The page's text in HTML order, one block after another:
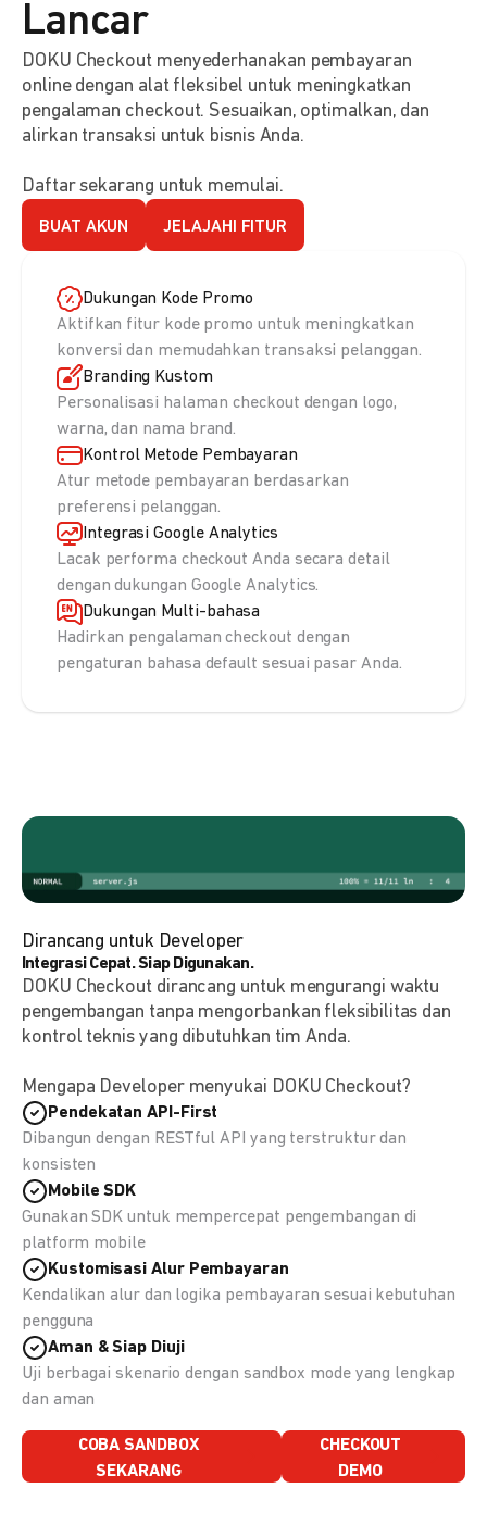
Lancar
DOKU Checkout menyederhanakan pembayaran
online dengan alat fleksibel untuk meningkatkan
pengalaman checkout. Sesuaikan, optimalkan, dan
alirkan transaksi untuk bisnis Anda.
Daftar sekarang untuk memulai.
BUAT AKUN JELAJAHI FITUR
Dukungan Kode Promo
Aktifkan fitur kode promo untuk meningkatkan
konversi dan memudahkan transaksi pelanggan.
Branding Kustom
Personalisasi halaman checkout dengan logo,
warna, dan nama brand.
Kontrol Metode Pembayaran
Atur metode pembayaran berdasarkan
preferensi pelanggan.
Integrasi Google Analytics
Lacak performa checkout Anda secara detail
dengan dukungan Google Analytics.
Dukungan Multi-bahasa
Hadirkan pengalaman checkout dengan
pengaturan bahasa default sesuai pasar Anda.
Dirancang untuk Developer
Integrasi Cepat. Siap Digunakan.
DOKU Checkout dirancang untuk mengurangi waktu
pengembangan tanpa mengorbankan fleksibilitas dan
kontrol teknis yang dibutuhkan tim Anda.
Mengapa Developer menyukai DOKU Checkout?
Pendekatan API-First
Dibangun dengan RESTful API yang terstruktur dan
konsisten
Mobile SDK
Gunakan SDK untuk mempercepat pengembangan di
platform mobile
Kustomisasi Alur Pembayaran
Kendalikan alur dan logika pembayaran sesuai kebutuhan
pengguna
Aman & Siap Diuji
Uji berbagai skenario dengan sandbox mode yang lengkap
dan aman
COBA SANDBOX
SEKARANG
CHECKOUT
DEMO